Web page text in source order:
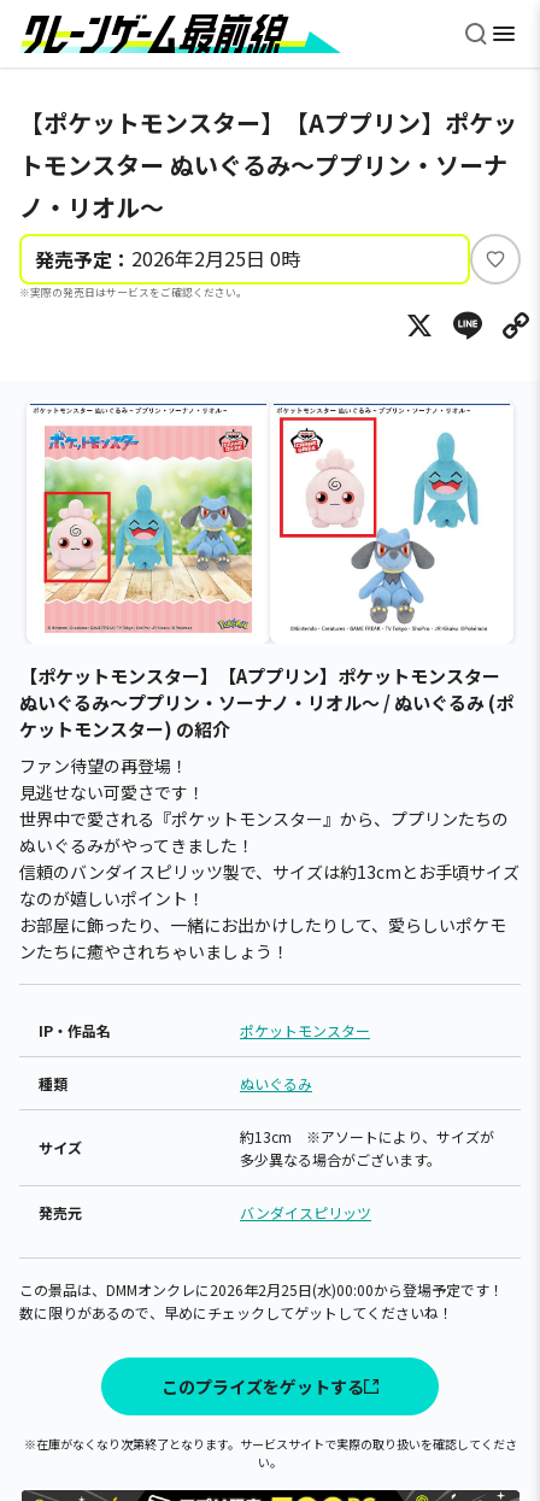
【ポケットモンスター】【Aププリン】ポケッ
トモンスター ぬいぐるみ～ププリン・ソーナ
ノ・リオル～
発売予定： 2026年2月25日 0時
※実際の発売日はサービスをご確認ください。
い
ね
X
【ポケットモンスター】【Aププリン】ポケットモンスター
ぬいぐるみ～ププリン・ソーナノ・リオル～ / ぬいぐるみ (ポ
ケットモンスター) の紹介
ファン待望の再登場！
見逃せない可愛さです！
世界中で愛される『ポケットモンスター』から、ププリンたちの
ぬいぐるみがやってきました！
信頼のバンダイスピリッツ製で、サイズは約13cmとお手頃サイズ
なのが嬉しいポイント！
お部屋に飾ったり、一緒にお出かけしたりして、愛らしいポケモ
ンたちに癒やされちゃいましょう！
IP・作品名 ポケットモンスター
種類 ぬいぐるみ
サイズ
約13cm ※アソートにより、サイズが
多少異なる場合がございます。
発売元 バンダイスピリッツ
この景品は、DMMオンクレに2026年2月25日(水)00:00から登場予定です！
数に限りがあるので、早めにチェックしてゲットしてくださいね！
このプライズをゲットする
※在庫がなくなり次第終了となります。サービスサイトで実際の取り扱いを確認してくださ
い。